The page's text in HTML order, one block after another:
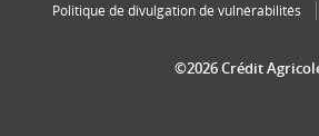
Politique de divulgation de vulnérabilités
©2026 Crédit